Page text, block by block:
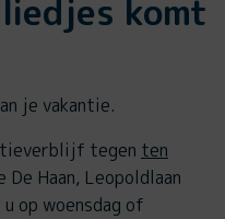
komt
je vakantie.
tegen ten
Haan, Leopoldlaan
op woensdag of